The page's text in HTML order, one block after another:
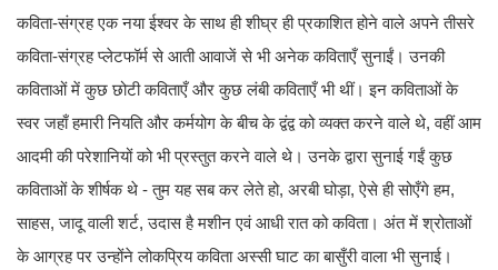
कविता-संग्रह एक नया ईश्वर के साथ ही शीघ्र ही प्रकाशित होने वाले अपने तीसरे
कविता-संग्रह प्लेटफॉर्म से आती आवाजें से भी अनेक कविताएँ सुनाईं। उनकी
कविताओं में कुछ छोटी कविताएँ और कुछ लंबी कविताएँ भी थीं। इन कविताओं के
स्वर जहाँ हमारी नियति और कर्मयोग के बीच के द्वंद्व को व्यक्त करने वाले थे, वहीं आम
आदमी की परेशानियों को भी प्रस्तुत करने वाले थे। उनके द्वारा सुनाई गईं कुछ
कविताओं के शीर्षक थे - तुम यह सब कर लेते हो, अरबी घोड़ा, ऐसे ही सोएँगे हम,
साहस, जादू वाली शर्ट, उदास है मशीन एवं आधी रात को कविता। अंत में श्रोताओं
के आग्रह पर उन्होंने लोकप्रिय कविता अस्सी घाट का बासुँरी वाला भी सुनाई।